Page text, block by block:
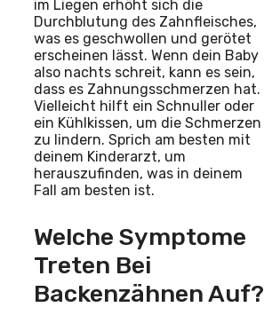
im Liegen erhöht sich die
Durchblutung des Zahnfleisches,
was es geschwollen und gerötet
erscheinen lässt. Wenn dein Baby
also nachts schreit, kann es sein,
dass es Zahnungsschmerzen hat.
Vielleicht hilft ein Schnuller oder
ein Kühlkissen, um die Schmerzen
zu lindern. Sprich am besten mit
deinem Kinderarzt, um
herauszufinden, was in deinem
Fall am besten ist.
Welche Symptome
Treten Bei
Backenzähnen Auf?